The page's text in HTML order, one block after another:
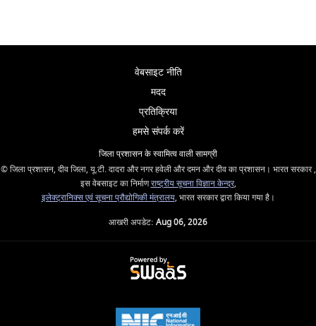
वेबसाइट नीति
मदद
प्रतिक्रिया
हमसे संपर्क करें
जिला प्रशासन के स्वामित्व वाली सामग्री
© जिला प्रशासन, दीव जिला, यू.टी. दादरा और नगर हवेली और दमन और दीव का प्रशासन। भारत सरकार ,
इस वेबसाइट का निर्माणराष्ट्रीय सूचना विज्ञान केन्द्र,
इलेक्ट्रानिक्स एवं सूचना प्रौद्योगिकी मंत्रालय, भारत सरकार द्वारा किया गया है।
आखरी अपडेट: Aug 06, 2026